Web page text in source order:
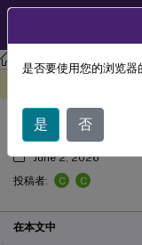
Citrix Virtual Apps
USB 诊断工
June 2, 2026
投稿者:
C C
在本文中
是否要使用您的浏览器
是 否